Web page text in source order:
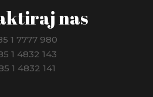
nas
1 7777 980
1 4832 143
1 4832 141